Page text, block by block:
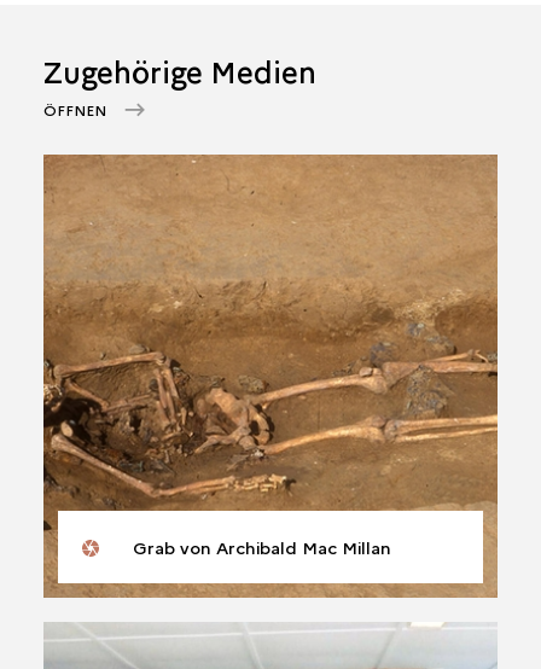
Zugehörige Medien
ÖFFNEN
Grab von Archibald Mac Millan